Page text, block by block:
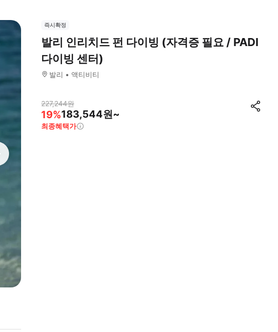
즉시확정
발리 인리치드 펀 다이빙 (자격증 필요 / PADI
다이빙 센터)
발리 액티비티
227,244원
19%183,544원~
최종혜택가